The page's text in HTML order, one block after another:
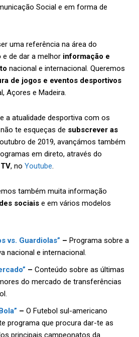
Social e em forma de
uma referência na área do
e de dar a melhor informação e
nacional e internacional. Queremos
de jogos e eventos desportivos
Açores e Madeira.
a atualidade desportiva com os
te esqueças de subscrever as
de 2019, avançámos também
em direto, através do
, no Youtube.
também muita informação
sociais e em vários modelos
vs. Guardiolas” – Programa sobre a
nacional e internacional.
– Conteúdo sobre as últimas
do mercado de transferências
– O Futebol sul-americano
programa que procura dar-te as
principais campeonatos da